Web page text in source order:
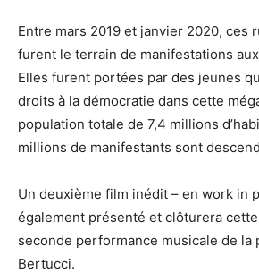
Entre mars 2019 et janvier 2020, ces
furent le terrain de manifestations
Elles furent portées par des jeunes
droits à la démocratie dans cette
population totale de 7,4 millions
millions de manifestants sont
Un deuxième film inédit – en work in
également présenté et clôturera
seconde performance musicale de la
Bertucci.